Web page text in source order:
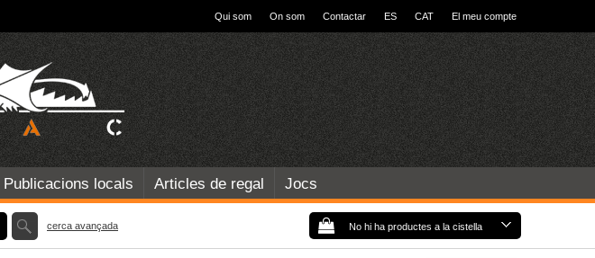
Qui som On som Contactar ES CAT El meu compte
Publicacions locals Articles de regal Jocs
No hi ha productes a la cistella
cerca avançada